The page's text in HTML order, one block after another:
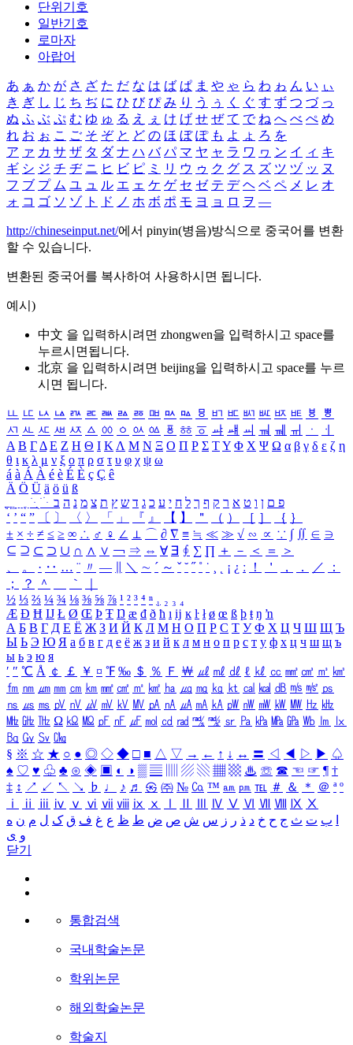
단위기호
일반기호
로마자
아랍어
あ ぁ か が さ ざ た だ な は ば ぱ ま や ゃ ら わ ゎ ん い ぃ
き ぎ し じ ち ぢ に ひ び ぴ み り う ぅ く ぐ す ず つ づ っ
ぬ ふ ぶ ぷ む ゆ ゅ る え ぇ け げ せ ぜ て で ね へ べ ぺ め
れ お ぉ こ ご そ ぞ と ど の ほ ぼ ぽ も よ ょ ろ を
ア ァ カ サ ザ タ ダ ナ ハ バ パ マ ヤ ャ ラ ワ ヮ ン イ ィ キ
ギ シ ジ チ ヂ ニ ヒ ビ ピ ミ リ ウ ゥ ク グ ス ズ ツ ヅ ッ ヌ
フ ブ プ ム ユ ュ ル エ ェ ケ ゲ セ ゼ テ デ ヘ ベ ペ メ レ オ
ォ コ ゴ ソ ゾ ト ド ノ ホ ボ ポ モ ヨ ョ ロ ヲ ―
http://chineseinput.net/에서 pinyin(병음)방식으로 중국어를 변환
할 수 있습니다.
변환된 중국어를 복사하여 사용하시면 됩니다.
예시)
中文 을 입력하시려면 zhongwen을 입력하시고 space를
누르시면됩니다.
北京 을 입력하시려면 beijing을 입력하시고 space를 누르
시면 됩니다.
ㅥ ㅦ ㅧ ㅨ ㅩ ㅪ ㅫ ㅬ ㅭ ㅮ ㅯ ㅰ ㅱ ㅲ ㅳ ㅴ ㅵ ㅶ ㅷ ㅸ
ㅹ
ㅺ ㅻ ㅼ ㅽ ㅾ ㅿ ㆀ ㆁ ㆂ ㆃ ㆄ ㆅ ㆆ ㆇ ㆈ ㆉ ㆊ ㆋ ㆌ ㆍ
ㆎ
Α Β ΓΔ Ε Ζ Η Θ Ι ΚΛ Μ Ν Ξ Ο Π Ρ Σ ΤΥ Φ Χ Ψ Ω α β γ δ ε ζ η
θ ι κ λ μ ν ξ ο π ρ σ τ υ φ χ ψ ω
á à Á À é è É È ç Ç ê
Ä Ö Ü ä ö ü ß
ִֶֹ ֻּ ׁׂ פ ם ן ו ט א ר ק ף ך ל ח י ע כ ג ד ש ץ ת צ מ נ ה ב
‘ ’ “ ” 〔 〕 〈 〉 「 」 『 』 【 】 ＂ （ ） ［ ］ ｛ ｝
± × ÷ ≠ ≤ ≥ ∞ ∴ ♂ ♀ ∠ ⊥ ⌒ ∂ ∇ ≡ ≒ ≪ ≫ √ ∽ ∝ ∵ ∫ ∬ ∈ ∋
⊆ ⊇ ⊂ ⊃ ∪ ∩ ∧ ∨ ￢ ⇒ ⇔ ∀ ∃ ∮ ∑ ∏ ＋ － ＜ ＝
＞
、
。 · ‥ … ¨ 〃 ― ＼ ∼ ´ ～ ˇ ˘ ˝ ˚ ˙ ¸ ¡ ¿ ː ！ ＇ ， ． ／
：
；
？ ＾ ｀
½ ⅓ ⅔ ¼ ¾ ⅛ ⅜ ⅝ ⅞ ¹ ² ³ ⁴ ⁿ ₁ ₂ ₃ ₄
Æ Ð Ħ Ĳ Ł Ø Œ Þ Ŧ Ŋ æ đ ð ħ ı ĳ ĸ ŀ ł ø œ ß þ ŧ ŋ ŉ
А Б В Г Д Е Ё Ж З И Й К Л М Н О П Р С Т У Ф Х Ц Ч Ш Щ Ъ
Ы Ь Э Ю Я а б в г д е ё ж з и й к л м н о п р с т у ф х ц ч ш щ ъ
ы ь э ю я
′ ″ ℃ Å ￠ ￡ ￥ ¤ ℉ ‰ ＄ ％ Ｆ ￦ ㎕ ㎖ ㎗ ℓ ㎘ ㏄ ㎣ ㎤ ㎥ ㎦
㎙ ㎚ ㎛ ㎜ ㎝ ㎞ ㎟ ㎠ ㎡ ㎢ ㏊ ㎍ ㎎ ㎏ ㏏ ㎈ ㎉ ㏈ ㎧ ㎨ ㎰
㎱ ㎲ ㎳ ㎴ ㎵ ㎶ ㎷ ㎸ ㎹ ㎀ ㎁ ㎂ ㎃ ㎄ ㎺ ㎻ ㎽ ㎾ ㎿ ㎐ ㎑
㎒ ㎓ ㎔ Ω ㏀ ㏁ ㎊ ㎋ ㎌ ㏖ ㏅ ㎭ ㎮ ㎯ ㏛ ㎩ ㎪ ㎫ ㎬ ㏝ ㏐
㏓
㏃ ㏉ ㏜ ㏆
§ ※ ☆ ★ ○ ● ◎ ◇ ◆ □ ■ △ ▽ → ← ↑ ↓ ↔ 〓 ◁ ◀ ▷ ▶ ♤
♠ ♡ ♥ ♧ ♣ ⊙ ◈ ▣ ◐ ◑ ▒ ▤ ▨ ▧ ▦ ▩ ♨ ☏ ☎ ☜ ☞ ¶ †
‡ ↕ ↗ ↙ ↖ ↘ ♭ ♩ ♪ ♬ ㉿ ㈜ № ㏇ ™ ㏂ ㏘ ℡ ＃ ＆ ＊ ＠ ª º
ⅰ
ⅱ ⅲ ⅳ ⅴ ⅵ ⅶ ⅷ ⅸ ⅹ Ⅳ Ⅴ Ⅵ Ⅶ Ⅷ Ⅸ Ⅹ
ب ت ث ج ح خ د ذ ر ز س ش ص ض ط ظ ع غ ف ق ک ل م ن ه
و ی
닫기
통합검색
국내학술논문
학위논문
해외학술논문
학술지